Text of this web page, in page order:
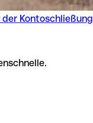
der Kontoschließung